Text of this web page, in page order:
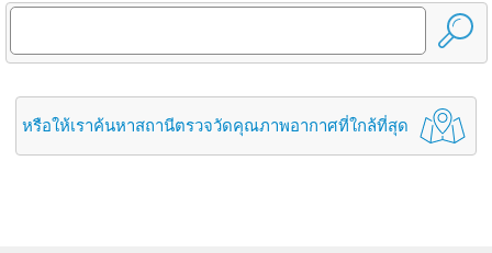
หรือให้เราค้นหาสถานีตรวจวัดคุณภาพอากาศที่ใกล้ที่สุด